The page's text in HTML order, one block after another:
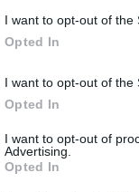
I want to opt-out of the
Opted In
I want to opt-out of the
Opted In
I want to opt-out of
Advertising.
Opted In